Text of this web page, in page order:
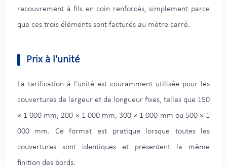
recouvrement à fils en coin renforcés, simplement parce
que ces trois éléments sont facturés au mètre carré.
Prix à l'unité
La tarification à l'unité est couramment utilisée pour les
couvertures de largeur et de longueur fixes, telles que 150
× 1 000 mm, 200 × 1 000 mm, 300 × 1 000 mm ou 500 × 1
000 mm. Ce format est pratique lorsque toutes les
couvertures sont identiques et présentent la même
finition des bords.